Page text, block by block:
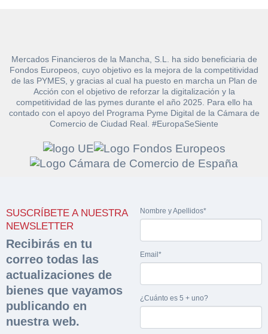
Mercados Financieros de la Mancha, S.L. ha sido beneficiaria de
Fondos Europeos, cuyo objetivo es la mejora de la competitividad
de las PYMES, y gracias al cual ha puesto en marcha un Plan de
Acción con el objetivo de reforzar la digitalización y la
competitividad de las pymes durante el año 2025. Para ello ha
contado con el apoyo del Programa Pyme Digital de la Cámara de
Comercio de Ciudad Real. #EuropaSeSiente
SUSCRÍBETE A NUESTRA
NEWSLETTER
Recibirás en tu
correo todas las
actualizaciones de
bienes que vayamos
publicando en
nuestra web.
Nombre y Apellidos*
Email*
¿Cuánto es 5 + uno?
documentación
sobre la peritación
Rellene este formulario y recibirá en su email el
enlace para descargar la documentación
Nombre y Apellidos*
Hacer Oferta
Razón social*
Teléfono*
Nombre y Apellidos*
Sobre Merfinsa
Venta de bienes muebles
Vehículos